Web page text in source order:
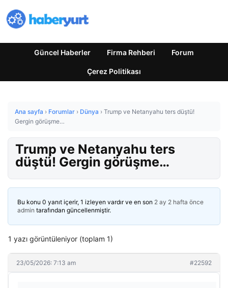
Güncel Haberler Firma Rehberi Forum
Çerez Politikası
Ana sayfa › Forumlar › Dünya › Trump ve Netanyahu ters düştü!
Gergin görüşme…
Trump ve Netanyahu ters
düştü! Gergin görüşme…
Bu konu 0 yanıt içerir, 1 izleyen vardır ve en son 2 ay 2 hafta önce
admin tarafından güncellenmiştir.
1 yazı görüntüleniyor (toplam 1)
23/05/2026: 7:13 am #22592